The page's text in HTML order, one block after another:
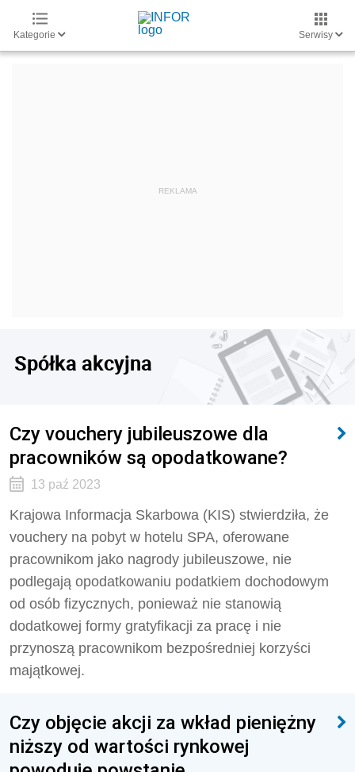
Kategorie Serwisy
Spółka akcyjna
Czy vouchery jubileuszowe dla
pracowników są opodatkowane?
13 paź 2023
Krajowa Informacja Skarbowa (KIS) stwierdziła, że
vouchery na pobyt w hotelu SPA, oferowane
pracownikom jako nagrody jubileuszowe, nie
podlegają opodatkowaniu podatkiem dochodowym
od osób fizycznych, ponieważ nie stanowią
dodatkowej formy gratyfikacji za pracę i nie
przynoszą pracownikom bezpośredniej korzyści
majątkowej.
Czy objęcie akcji za wkład pieniężny
niższy od wartości rynkowej